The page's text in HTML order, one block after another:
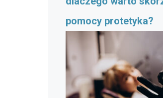
pomocy protetyka?